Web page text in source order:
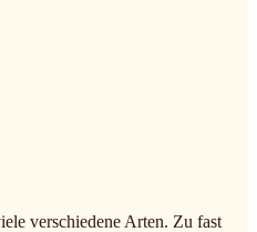
verschiedene Arten. Zu fast